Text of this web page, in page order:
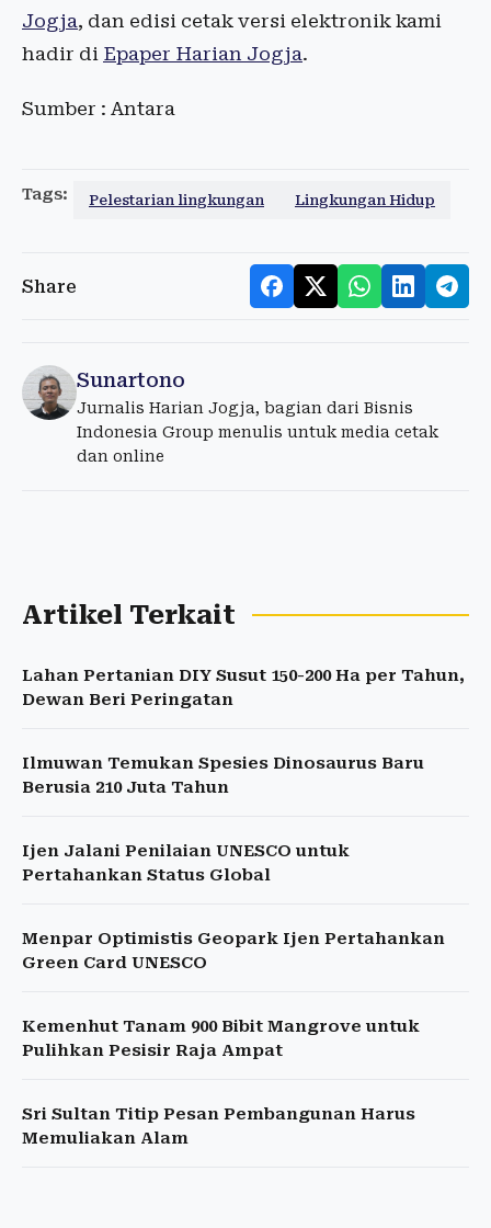
Jogja, dan edisi cetak versi elektronik kami
hadir di Epaper Harian Jogja.
Sumber : Antara
Tags: Pelestarian lingkungan Lingkungan Hidup
Share
Sunartono
Jurnalis Harian Jogja, bagian dari Bisnis
Indonesia Group menulis untuk media cetak
dan online
Artikel Terkait
Lahan Pertanian DIY Susut 150-200 Ha per Tahun,
Dewan Beri Peringatan
Ilmuwan Temukan Spesies Dinosaurus Baru
Berusia 210 Juta Tahun
Ijen Jalani Penilaian UNESCO untuk
Pertahankan Status Global
Menpar Optimistis Geopark Ijen Pertahankan
Green Card UNESCO
Kemenhut Tanam 900 Bibit Mangrove untuk
Pulihkan Pesisir Raja Ampat
Sri Sultan Titip Pesan Pembangunan Harus
Memuliakan Alam